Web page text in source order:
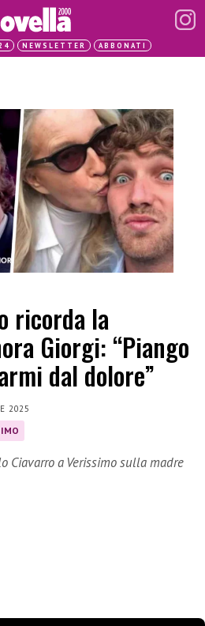
NEWSLETTER ABBONATI
ricorda la
Giorgi: “Piango
dal dolore”
2025
Ciavarro a Verissimo sulla madre